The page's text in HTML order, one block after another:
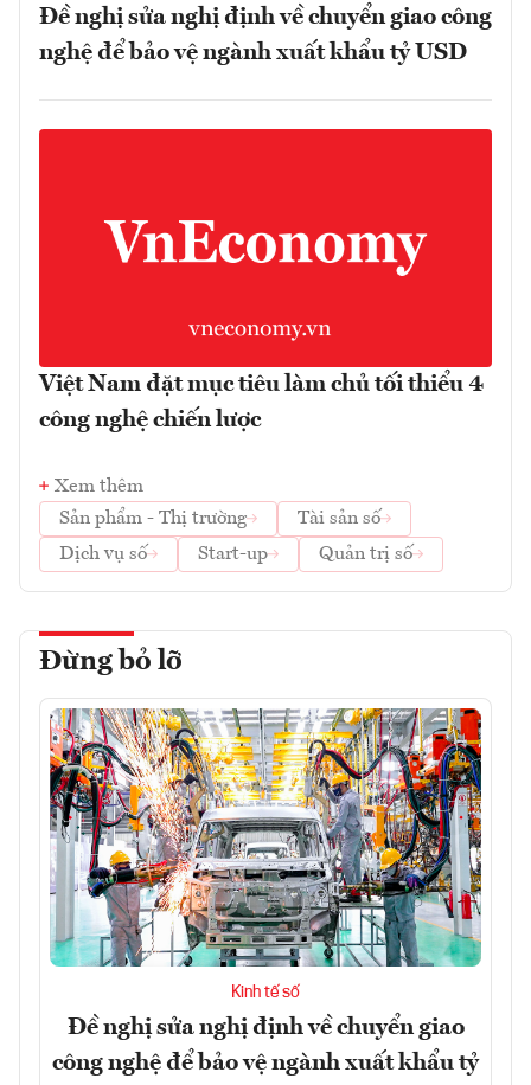
Đề nghị sửa nghị định về chuyển giao công
nghệ để bảo vệ ngành xuất khẩu tỷ USD
Việt Nam đặt mục tiêu làm chủ tối thiểu 4
công nghệ chiến lược
Xem thêm
Sản phẩm - Thị trường
Tài sản số
Dịch vụ số
Start-up Quản trị số
Đừng bỏ lỡ
Kinh tế số
Đề nghị sửa nghị định về chuyển giao
công nghệ để bảo vệ ngành xuất khẩu tỷ